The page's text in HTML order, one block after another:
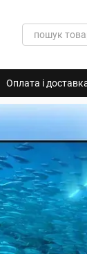
Оплата і